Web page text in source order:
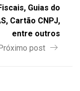
Guias do
Cartão CNPJ,
entre outros
post